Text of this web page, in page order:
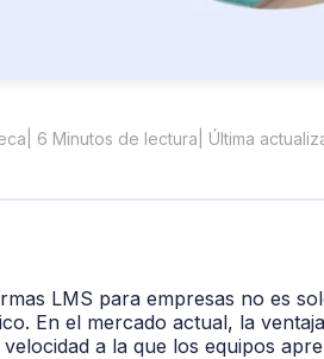
| 6 Minutos de lectura | Última
LMS para empresas no es
En el mercado actual, la
a la que los equipos